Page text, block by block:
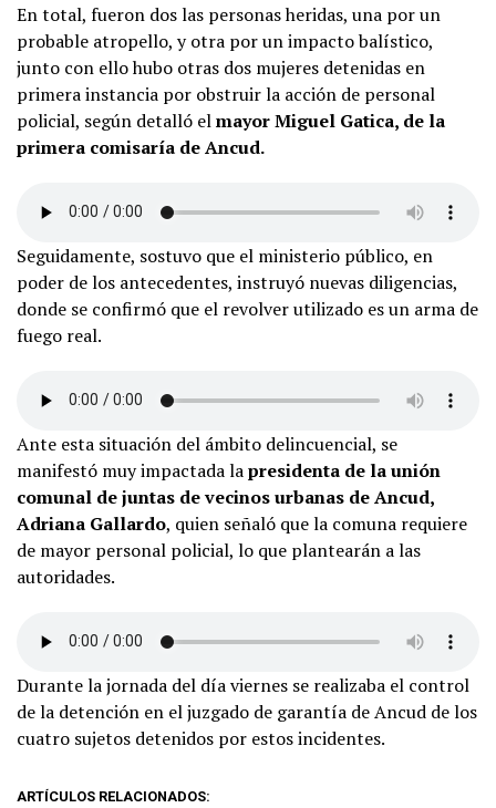
En total, fueron dos las personas heridas, una por un
probable atropello, y otra por un impacto balístico,
junto con ello hubo otras dos mujeres detenidas en
primera instancia por obstruir la acción de personal
policial, según detalló elmayor Miguel Gatica, de la
primera comisaría de Ancud.
Seguidamente, sostuvo que el ministerio público, en
poder de los antecedentes, instruyó nuevas diligencias,
donde se confirmó que el revolver utilizado es un arma de
fuego real.
Ante esta situación del ámbito delincuencial, se
manifestó muy impactada lapresidenta de la unión
comunal de juntas de vecinos urbanas de Ancud,
Adriana Gallardo, quien señaló que la comuna requiere
de mayor personal policial, lo que plantearán a las
autoridades.
Durante la jornada del día viernes se realizaba el control
de la detención en el juzgado de garantía de Ancud de los
cuatro sujetos detenidos por estos incidentes.
ARTÍCULOS RELACIONADOS: